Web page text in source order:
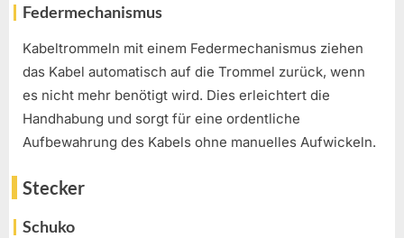
Federmechanismus
Kabeltrommeln mit einem Federmechanismus ziehen
das Kabel automatisch auf die Trommel zurück, wenn
es nicht mehr benötigt wird. Dies erleichtert die
Handhabung und sorgt für eine ordentliche
Aufbewahrung des Kabels ohne manuelles Aufwickeln.
Stecker
Schuko